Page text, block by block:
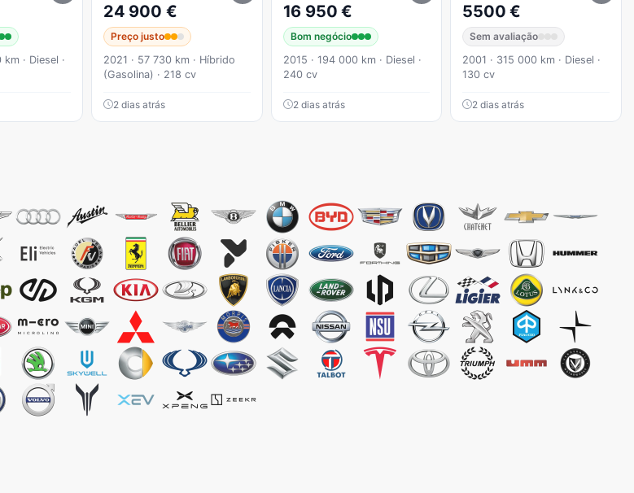
· Diesel ·
24 900 €
Preço justo
2021 · 57 730 km · Híbrido
(Gasolina) · 218 cv
2 dias atrás
16 950 €
Bom negócio
2015 · 194 000 km · Diesel ·
240 cv
2 dias atrás
5500 €
Sem avaliação
2001 · 315 000 km · Diesel ·
130 cv
2 dias atrás